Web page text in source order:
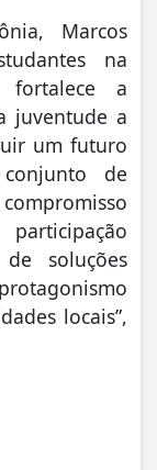
Marcos
na
fortalece a
juventude a
um futuro
de
soluções
locais”,